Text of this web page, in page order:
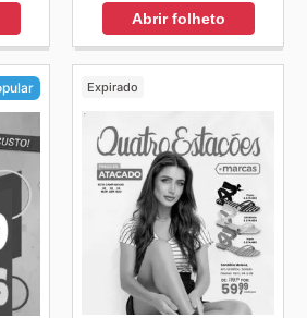
Abrir folheto
Expirado